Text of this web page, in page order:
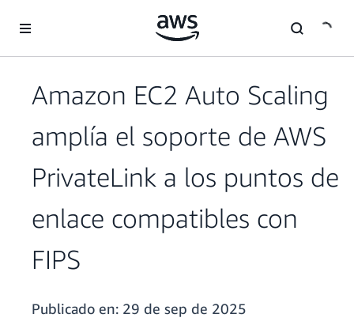
Amazon EC2 Auto Scaling
amplía el soporte de AWS
PrivateLink a los puntos de
enlace compatibles con
FIPS
Publicado en: 29 de sep de 2025